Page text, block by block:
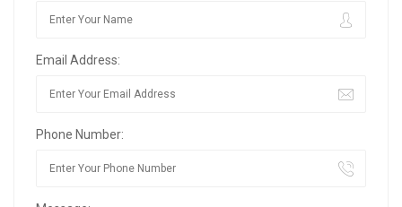
Email Address:
Phone Number: